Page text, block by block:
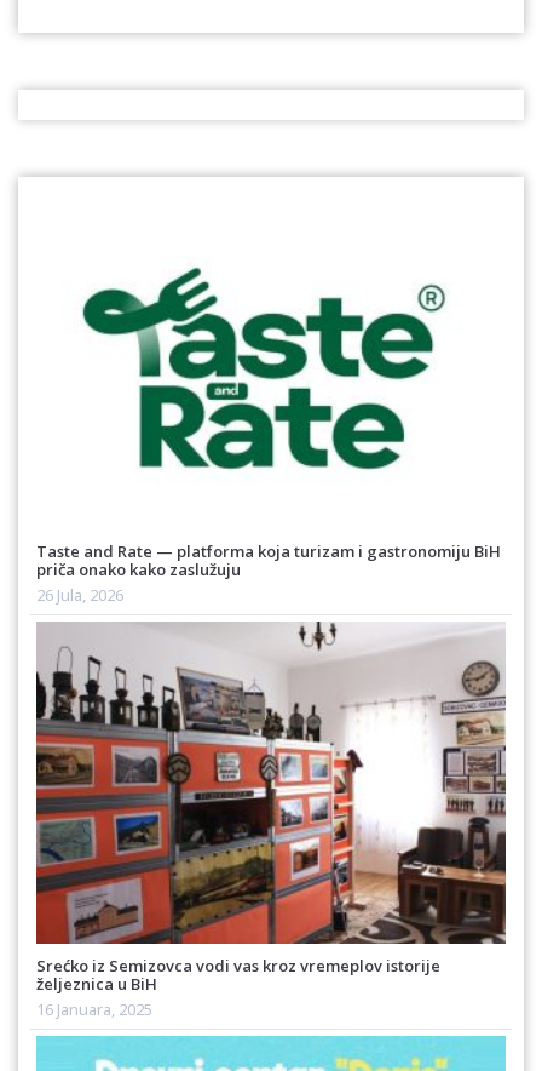
Taste and Rate — platforma koja turizam i gastronomiju BiH
priča onako kako zaslužuju
26 Jula, 2026
Srećko iz Semizovca vodi vas kroz vremeplov istorije
željeznica u BiH
16 Januara, 2025